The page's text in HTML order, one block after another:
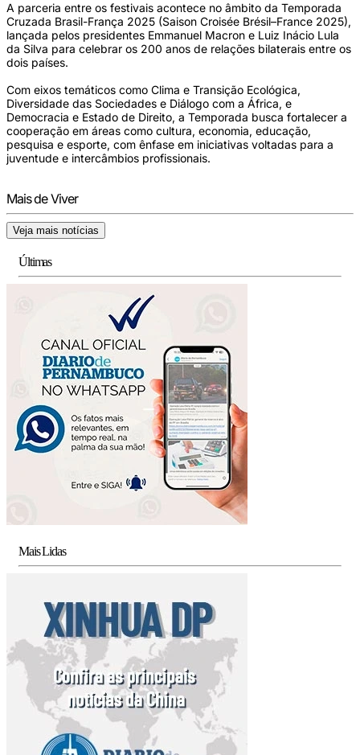
A parceria entre os festivais acontece no âmbito da Temporada
Cruzada Brasil-França 2025 (Saison Croisée Brésil–France 2025),
lançada pelos presidentes Emmanuel Macron e Luiz Inácio Lula
da Silva para celebrar os 200 anos de relações bilaterais entre os
dois países.
Com eixos temáticos como Clima e Transição Ecológica,
Diversidade das Sociedades e Diálogo com a África, e
Democracia e Estado de Direito, a Temporada busca fortalecer a
cooperação em áreas como cultura, economia, educação,
pesquisa e esporte, com ênfase em iniciativas voltadas para a
juventude e intercâmbios profissionais.
Mais de Viver
Veja mais notícias
Últimas
Mais Lidas